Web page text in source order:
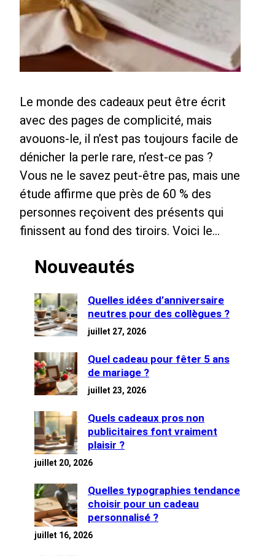
Le monde des cadeaux peut être écrit
avec des pages de complicité, mais
avouons-le, il n’est pas toujours facile de
dénicher la perle rare, n’est-ce pas ?
Vous ne le savez peut-être pas, mais une
étude affirme que près de 60 % des
personnes reçoivent des présents qui
finissent au fond des tiroirs. Voici le…
Nouveautés
Quelles idées d’anniversaire
neutres pour des collègues ?
juillet 27, 2026
Quel cadeau pour fêter 5 ans
de mariage ?
juillet 23, 2026
Quels cadeaux pros non
publicitaires font vraiment
plaisir ?
juillet 20, 2026
Quelles typographies tendance
choisir pour un cadeau
personnalisé ?
juillet 16, 2026